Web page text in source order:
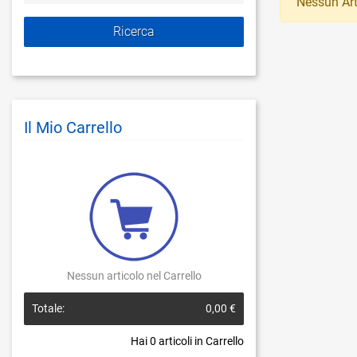
Il Mio Carrello
Nessun articolo nel Carrello
Hai0 articoli in Carrello
Totale: 0,00 €